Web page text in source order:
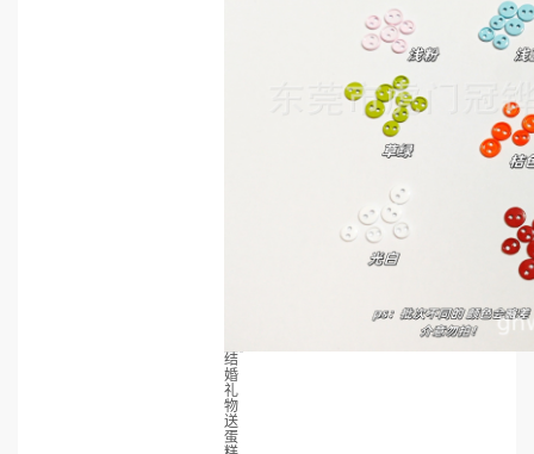
结
婚
礼
物
送
蛋